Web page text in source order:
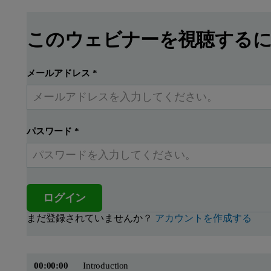
このウェビナーを視聴する
メールアドレス *
パスワード *
ログイン
まだ登録されていませんか？ アカウントを作成する
00:00:00 Introduction